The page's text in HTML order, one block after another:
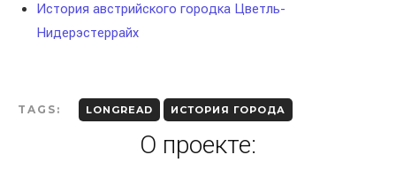
История австрийского городка Цветль-
Нидерэстеррайх
TAGS: LONGREAD ИСТОРИЯ ГОРОДА
О проекте: